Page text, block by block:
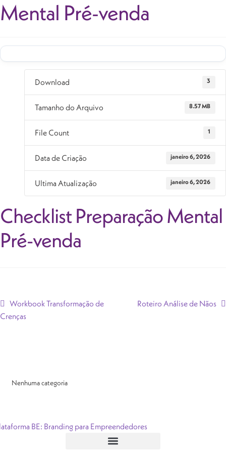
Mental Pré-venda
Download 3
Tamanho do Arquivo 8.57 MB
File Count 1
Data de Criação janeiro 6, 2026
Ultima Atualização janeiro 6, 2026
Checklist Preparação Mental
Pré-venda
Workbook Transformação de
Crenças
Roteiro Análise de Nãos
Nenhuma categoria